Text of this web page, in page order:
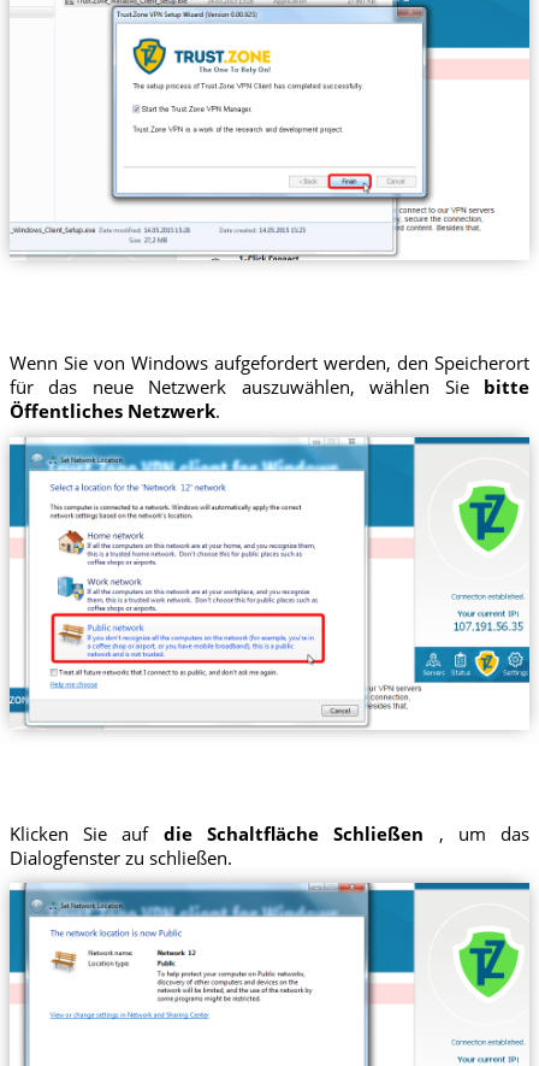
Wenn Sie von Windows aufgefordert werden, den Speicherort
für das neue Netzwerk auszuwählen, wählen Sie bitte
Öffentliches Netzwerk.
Klicken Sie auf die Schaltfläche Schließen , um das
Dialogfenster zu schließen.